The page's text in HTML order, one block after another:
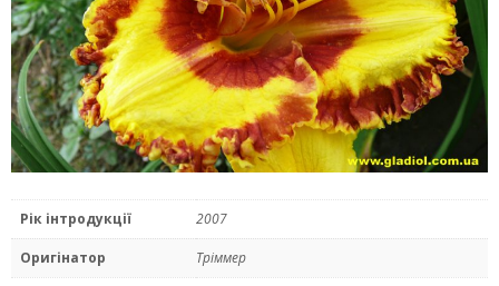
Рік інтродукції 2007
Оригінатор Тріммер